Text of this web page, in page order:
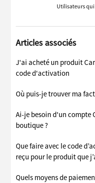
Utilisateurs
Articles associés
J'ai acheté un produit
code d'activation
Où puis-je trouver ma
Ai-je besoin d'un compte
boutique ?
Que faire avec le code
reçu pour le produit que
Quels moyens de